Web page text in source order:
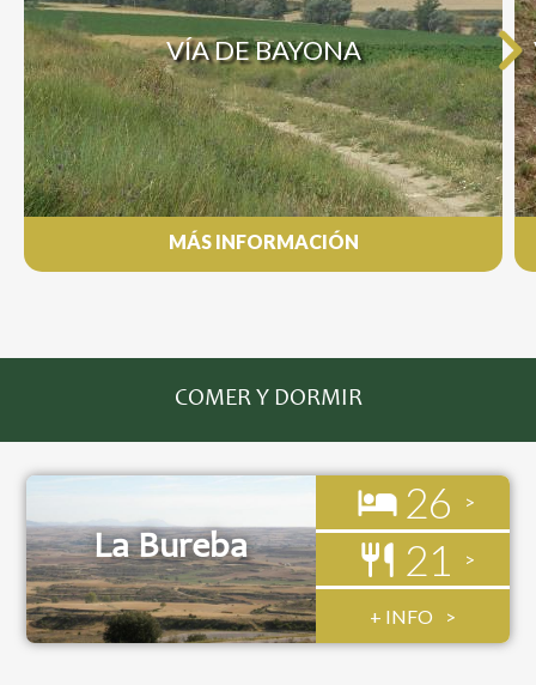
VÍA DE BAYONA
MÁS INFORMACIÓN
COMER Y DORMIR
La Bureba
26
21
+ INFO